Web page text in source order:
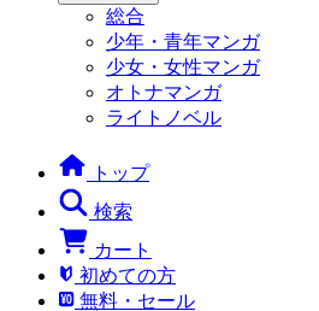
総合
少年・青年マンガ
少女・女性マンガ
オトナマンガ
ライトノベル
トップ
検索
カート
初めての方
無料・セール